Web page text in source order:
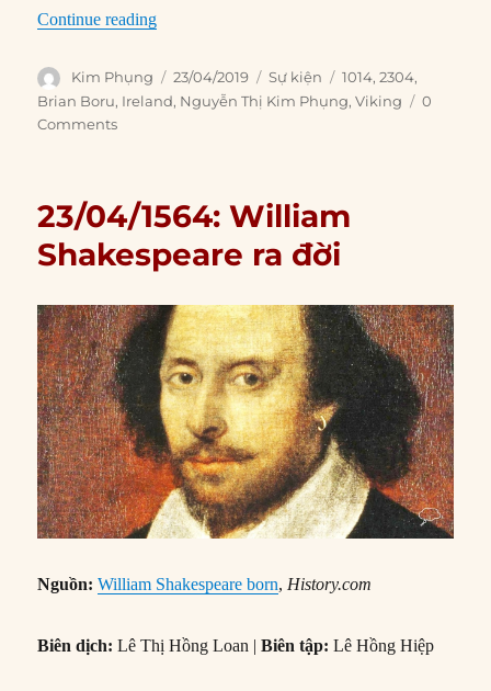
Continue reading“23/04/1014: Vua Brian của Ireland bị người
Author
Kim Phụng
Posted
on
23/04/2019 Categories
Sự kiện Tags
1014,2304,
Brian Boru, Ireland, Nguyễn Thị Kim Phụng,Viking
0
Comments
23/04/1564: William
Shakespeare ra đời
Nguồn: William Shakespeare born, History.com
Biên dịch: Lê Thị Hồng Loan |Biên tập:Lê Hồng Hiệp